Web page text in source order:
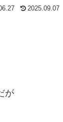
2025.09.07
が